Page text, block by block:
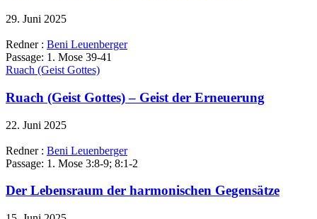
29. Juni 2025
Redner : Beni Leuenberger
Passage: 1. Mose 39-41
Ruach (Geist Gottes)
Ruach (Geist Gottes) – Geist der Erneuerung
22. Juni 2025
Redner : Beni Leuenberger
Passage: 1. Mose 3:8-9; 8:1-2
Der Lebensraum der harmonischen Gegensätze